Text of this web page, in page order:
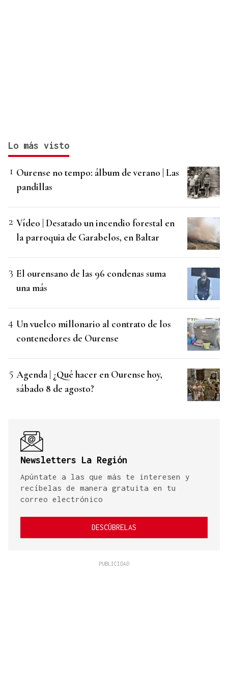
Lo más visto
Ourense no tempo: álbum de verano | Las
pandillas
Vídeo | Desatado un incendio forestal en
la parroquia de Garabelos, en Baltar
El ourensano de las 96 condenas suma
una más
Un vuelco millonario al contrato de los
contenedores de Ourense
Agenda | ¿Qué hacer en Ourense hoy,
sábado 8 de agosto?
Newsletters La Región
Apúntate a las que más te interesen y
recíbelas de manera gratuita en tu
correo electrónico
DESCÚBRELAS